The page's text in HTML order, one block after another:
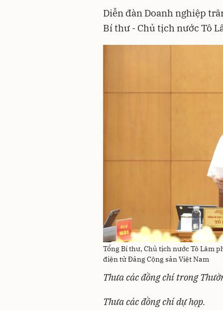
Diễn đàn Doanh nghiệp
Bí thư - Chủ tịch nước Tô
Tổng Bí thư, Chủ tịch nước Tô Lâm
điện tử Đảng Cộng sản Việt Nam
Thưa các đồng chí trong
Thưa các đồng chídự họp.